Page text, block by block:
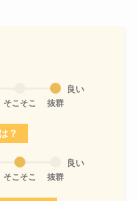
そこそこ 抜群
良い
？
そこそこ 抜群
良い